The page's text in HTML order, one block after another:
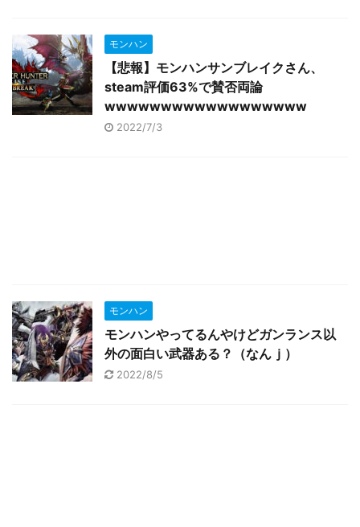
モンハン
【悲報】モンハンサンブレイクさん、
steam評価63%で賛否両論
wwwwwwwwwwwwwwwwww
2022/7/3
モンハン
モンハンやってるんやけどガンランス以
外の面白い武器ある？（なんｊ）
2022/8/5